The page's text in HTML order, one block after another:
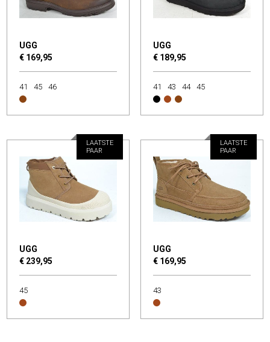
UGG
€ 169,95
41 45 46
UGG
€ 189,95
41 43 44 45
UGG
€ 239,95
LAATSTE
PAAR
45
UGG
€ 169,95
LAATSTE
PAAR
43